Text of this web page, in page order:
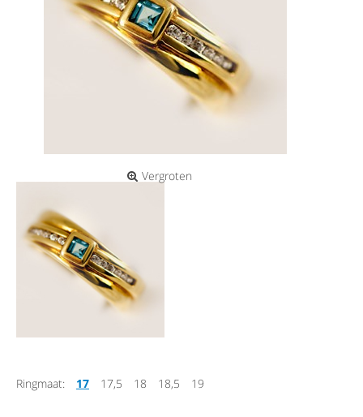
Vergroten
Ringmaat: 17 17,5 18 18,5 19